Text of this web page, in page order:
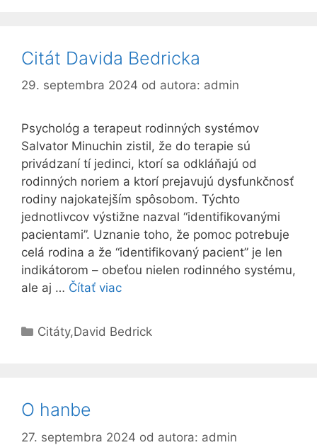
Citát Davida Bedricka
29. septembra 2024 od autora: admin
Psychológ a terapeut rodinných systémov
Salvator Minuchin zistil, že do terapie sú
privádzaní tí jedinci, ktorí sa odkláňajú od
rodinných noriem a ktorí prejavujú dysfunkčnosť
rodiny najokatejším spôsobom. Týchto
jednotlivcov výstižne nazval “identifikovanými
pacientami”. Uznanie toho, že pomoc potrebuje
celá rodina a že “identifikovaný pacient” je len
indikátorom – obeťou nielen rodinného systému,
ale aj … Čítať viac
Kategórie
Citáty,David Bedrick
O hanbe
27. septembra 2024 od autora: admin